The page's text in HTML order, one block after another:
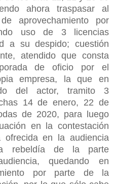
ahora traspasar al
aprovechamiento por
uso de 3 licencias
a su despido; cuestión
atendido que consta
de oficio por el
empresa, la que en
del actor, tramito 3
14 de enero, 22 de
de 2020, para luego
en la contestación
en la audiencia
rebeldía de la parte
quedando en
por parte de la